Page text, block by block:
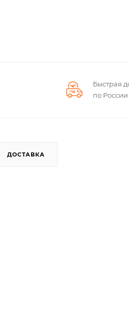
Быстрая
по России
ДОСТАВКА